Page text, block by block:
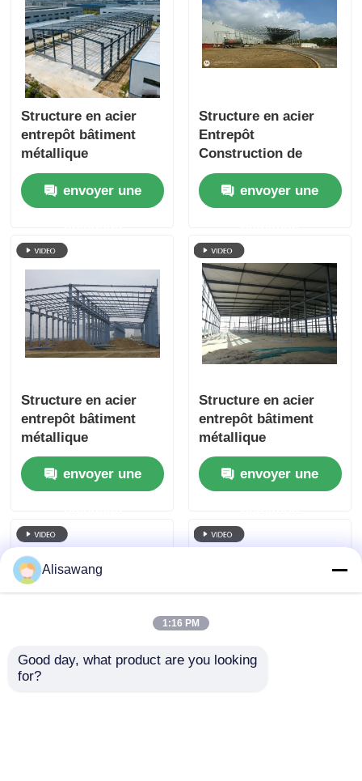
Structure en acier
entrepôt bâtiment
métallique
préfabriqué idéal
pour les ateliers de
stockage industriel et
commercial
envoyer une
Structure en acier
Entrepôt
Construction de
cadre métallique
conçu pour
maximiser la capacité
assurer la stabilité de
la structure
envoyer une
Structure en acier
entrepôt bâtiment
métallique
préfabriqué durable
offrant une
installation et une
pour les
marchandises
stockées
envoyer une
Structure en acier
entrepôt bâtiment
métallique
préfabriqué conçu
pour le stockage et
l'installation facile
industries
envoyer une
Entrepôt de structure
Alisawang
1:16 PM
Good day, what product are you looking
for?